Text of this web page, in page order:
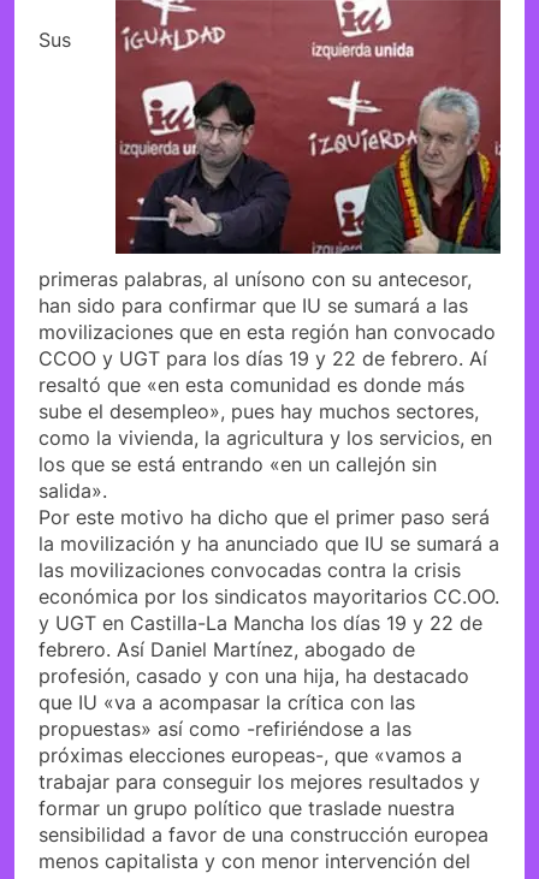
Sus
primeras palabras, al unísono con su antecesor,
han sido para confirmar que IU se sumará a las
movilizaciones que en esta región han convocado
CCOO y UGT para los días 19 y 22 de febrero. Aí
resaltó que «en esta comunidad es donde más
sube el desempleo», pues hay muchos sectores,
como la vivienda, la agricultura y los servicios, en
los que se está entrando «en un callejón sin
salida».
Por este motivo ha dicho que el primer paso será
la movilización y ha anunciado que IU se sumará a
las movilizaciones convocadas contra la crisis
económica por los sindicatos mayoritarios CC.OO.
y UGT en Castilla-La Mancha los días 19 y 22 de
febrero. Así Daniel Martínez, abogado de
profesión, casado y con una hija, ha destacado
que IU «va a acompasar la crítica con las
propuestas» así como -refiriéndose a las
próximas elecciones europeas-, que «vamos a
trabajar para conseguir los mejores resultados y
formar un grupo político que traslade nuestra
sensibilidad a favor de una construcción europea
menos capitalista y con menor intervención del